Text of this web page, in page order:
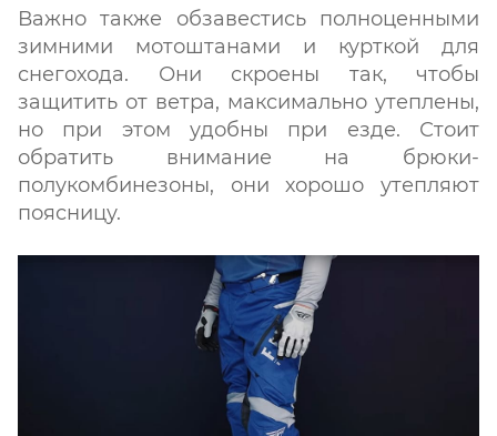
Важно также обзавестись полноценными
зимними мотоштанами и курткой для
снегохода. Они скроены так, чтобы
защитить от ветра, максимально утеплены,
но при этом удобны при езде. Стоит
обратить внимание на брюки-
полукомбинезоны, они хорошо утепляют
поясницу.